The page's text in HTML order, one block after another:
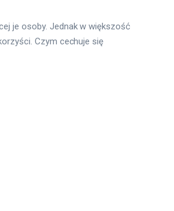
je osoby. Jednak w większość
Czym cechuje się